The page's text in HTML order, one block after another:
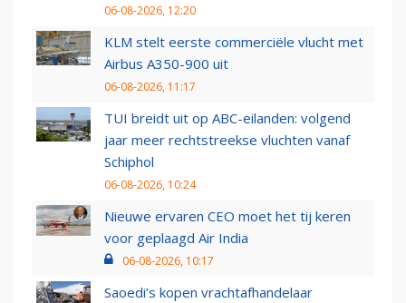
06-08-2026, 12:20
KLM stelt eerste commerciële vlucht met
Airbus A350-900 uit
06-08-2026, 11:17
TUI breidt uit op ABC-eilanden: volgend
jaar meer rechtstreekse vluchten vanaf
Schiphol
06-08-2026, 10:24
Nieuwe ervaren CEO moet het tij keren
voor geplaagd Air India
06-08-2026, 10:17
Saoedi’s kopen vrachtafhandelaar